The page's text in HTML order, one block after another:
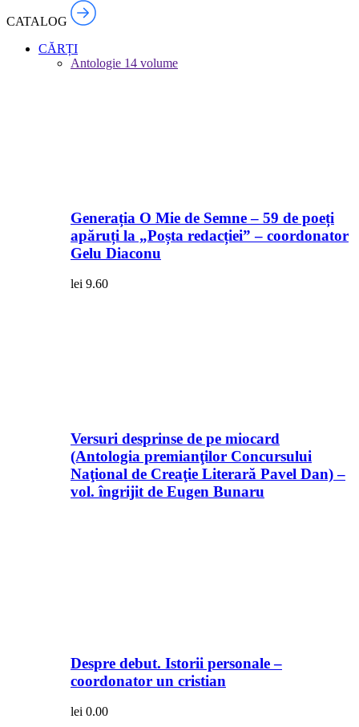
CATALOG
CĂRȚI
Antologie 14 volume
Generația O Mie de Semne – 59 de poeți
apăruți la „Poșta redacției” – coordonator
Gelu Diaconu
lei 9.60
Versuri desprinse de pe miocard
(Antologia premianţilor Concursului
Naţional de Creaţie Literară Pavel Dan) –
vol. îngrijit de Eugen Bunaru
Despre debut. Istorii personale –
coordonator un cristian
lei 0.00